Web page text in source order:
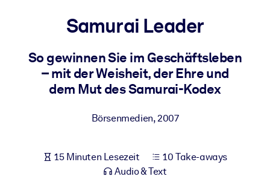
Bauen Sie eine gesunde und resiliente Belegschaft auf.
NACH SYSTEM
Für LMS/LXP
bessere Lernergebnisse.
Bereichern Sie Ihre Unternehmensbibliothek mit
vertrauenswürdigem, praxisnahem Business-Wissen.
Samurai Leader
So gewinnen Sie im Geschäftsleben
– mit der Weisheit, der Ehre und
dem Mut des Samurai-Kodex
Börsenmedien,2007
15 Minuten Lesezeit
10 Take-aways
Audio & Text